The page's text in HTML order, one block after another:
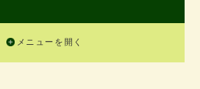
メニューを開く